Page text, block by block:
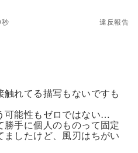
違反報告
れてる描写もないですも
可能性もゼロではない…
勝手に個人のものって固定
したけど、風刃はちがい